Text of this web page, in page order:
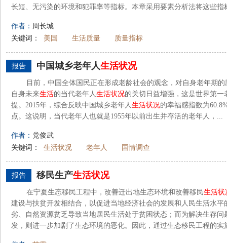
长短、无污染的环境和犯罪率等指标。本章采用要素分析法将这些指
作者： 周长城
关键词：
美国 生活质量 质量指标
报告 中国城乡老年人生活状况
目前，中国全体国民正在形成老龄社会的观念，对自身老年期
自身未来生活的当代老年人生活状况的关切日益增强，这是世界第
提。2015年，综合反映中国城乡老年人生活状况的幸福感指数为
点。这说明，当代老年人也就是1955年以前出生并存活的老年人，...
作者： 党俊武
关键词：
生活状况 老年人 国情调查
报告 移民生产生活状况
在宁夏生态移民工程中，改善迁出地生态环境和改善移民生活状
建设与扶贫开发相结合，以促进当地经济社会的发展和人民生活水
劣、自然资源贫乏导致当地居民生活处于贫困状态；而为解决生存
发，则进一步加剧了生态环境的恶化。因此，通过生态移民工程的